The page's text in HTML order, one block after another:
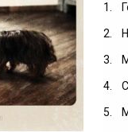
1.
2.
3.
4.
5.